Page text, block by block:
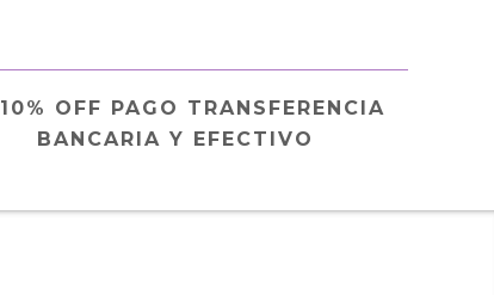
10% OFF PAGO TRANSFERENCIA
BANCARIA Y EFECTIVO